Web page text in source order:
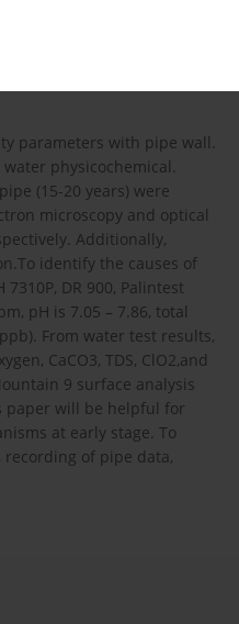
parameters with pipe wall.
physicochemical.
(15-20 years) were
microscopy and optical
Additionally,
identify the causes of
DR 900, Palintest
pH is 7.05 – 7.86, total
From water test results,
CaCO3, TDS, ClO2,and
9 surface analysis
paper will be helpful for
at early stage. To
of pipe data,